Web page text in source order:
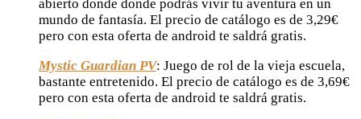
abierto donde donde podrás vivir tu aventura en un
mundo de fantasía. El precio de catálogo es de 3,29€
pero con esta oferta de android te saldrá gratis.
Mystic Guardian PV: Juego de rol de la vieja escuela,
bastante entretenido. El precio de catálogo es de 3,69€
pero con esta oferta de android te saldrá gratis.